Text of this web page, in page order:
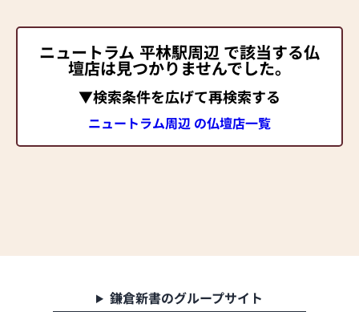
ニュートラム 平林駅周辺 で該当する仏
壇店は見つかりませんでした。
▼検索条件を広げて再検索する
ニュートラム周辺 の仏壇店一覧
鎌倉新書のグループサイト